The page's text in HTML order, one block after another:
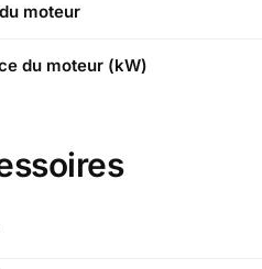
moteur
du moteur (kW)